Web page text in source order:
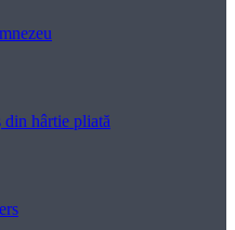
din hârtie pliată